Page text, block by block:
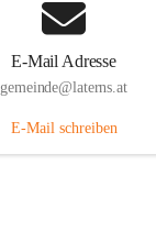
E-Mail Adresse
gemeinde@laterns.at
E-Mail schreiben